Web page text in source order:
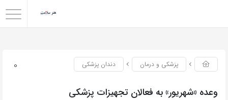
0 پزشکی و درمان دندان پزشکی
وعده «شهریور» به فعالان تجهیزات پزشکی